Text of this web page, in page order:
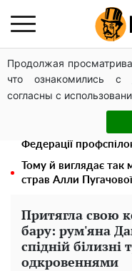
Продолжая
что ознакомились с
согласны с
Дрони із націнкою:
мільйони
Естонії
Павло Прудніков та
у російському
Федерації
Тому й виглядає
страв Алли
Притягла свою
бару: рум'яна
спідній
одкровеннями